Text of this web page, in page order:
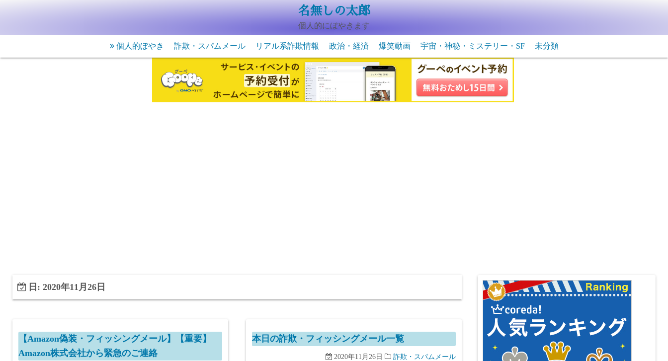
名無しの太郎
個人的にぼやきます
個人的ぼやき 詐欺・スパムメール リアル系詐欺情報 政治・経済 爆笑動画
動物系の爆笑動画
宇宙・神秘・ミステリー・SF
未確認生物・飛行物体
宇宙・ＳＦ
未分類
日: 2020年11月26日
【Amazon偽装・フィッシングメール】【重要】
Amazon株式会社から緊急のご連絡
本日の詐欺・フィッシングメール一覧
2020年11月26日 詐欺・スパムメール